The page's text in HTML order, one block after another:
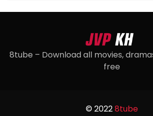
8tube – Download all movies,
free
© 20228tube